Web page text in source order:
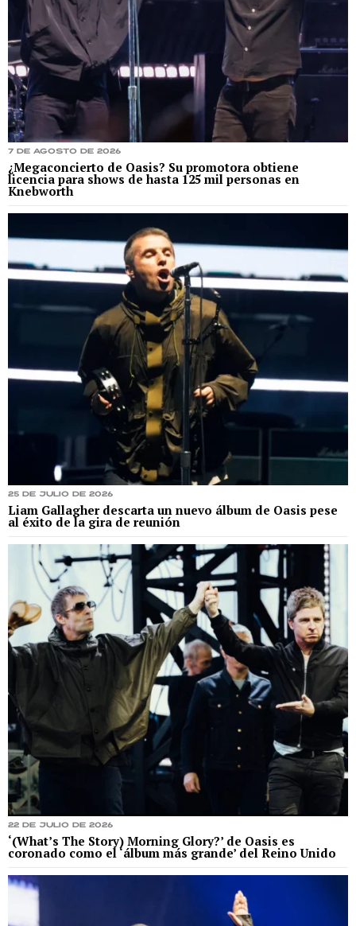
7 de agosto de 2026
¿Megaconcierto de Oasis? Su promotora obtiene
licencia para shows de hasta 125 mil personas en
Knebworth
25 de julio de 2026
Liam Gallagher descarta un nuevo álbum de Oasis pese
al éxito de la gira de reunión
22 de julio de 2026
‘(What’s The Story) Morning Glory?’ de Oasis es
coronado como el ‘álbum más grande’ del Reino Unido